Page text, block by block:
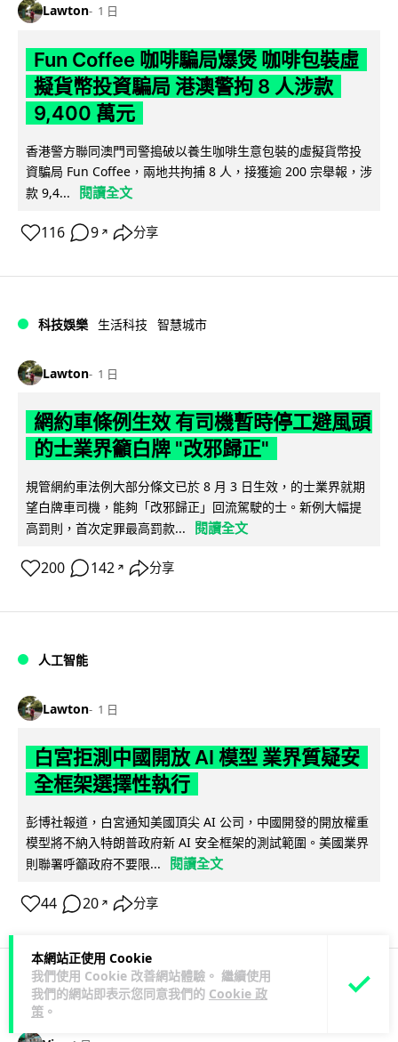
本網站正使用 Cookie
我們使用 Cookie 改善網站體驗。 繼續使用
我們的網站即表示您同意我們的 Cookie 政
策 。
Lawton 1 日
Fun Coffee 咖啡騙局爆煲 咖啡包裝虛
擬貨幣投資騙局 港澳警拘 8 人涉款
9,400 萬元
香港警方聯同澳門司警搗破以養生咖啡生意包裝的虛擬貨幣投
資騙局 Fun Coffee，兩地共拘捕 8 人，接獲逾 200 宗舉報，涉
款 9,4...
閱讀全文
116 9 ↗ 分享
科技娛樂 生活科技 智慧城市
Lawton 1 日
網約車條例生效 有司機暫時停工避風頭
的士業界籲白牌 "改邪歸正"
規管網約車法例大部分條文已於 8 月 3 日生效，的士業界就期
望白牌車司機，能夠「改邪歸正」回流駕駛的士。新例大幅提
高罰則，首次定罪最高罰款...
閱讀全文
200 142 ↗ 分享
人工智能
Lawton 1 日
白宮拒測中國開放 AI 模型 業界質疑安
全框架選擇性執行
彭博社報道，白宮通知美國頂尖 AI 公司，中國開發的開放權重
模型將不納入特朗普政府新 AI 安全框架的測試範圍。美國業界
則聯署呼籲政府不要限...
閱讀全文
44 20 ↗ 分享
人工智能